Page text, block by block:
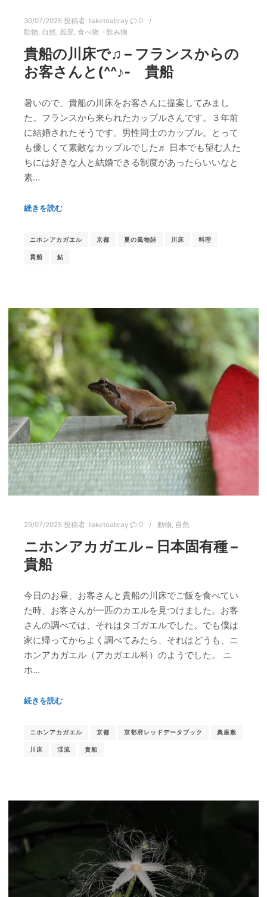
30/07/2025 投稿者: taketoabray
0
動物, 自然, 風景, 食べ物・飲み物
貴船の川床で♫ – フランスからの
お客さんと(^^♪‐ 貴船
暑いので、貴船の川床をお客さんに提案してみまし
た。フランスから来られたカップルさんです。３年前
に結婚されたそうです。男性同士のカップル。とって
も優しくて素敵なカップルでした♬ 日本でも望む人た
ちには好きな人と結婚できる制度があったらいいなと
素…
続きを読む
ニホンアカガエル 京都 夏の風物詩 川床 料理
貴船 鮎
29/07/2025 投稿者: taketoabray 0 動物, 自然
ニホンアカガエル – 日本固有種 –
貴船
今日のお昼、お客さんと貴船の川床でご飯を食べてい
た時、お客さんが一匹のカエルを見つけました。お客
さんの調べでは、それはタゴガエルでした。でも僕は
家に帰ってからよく調べてみたら、それはどうも、ニ
ホンアカガエル（アカガエル科）のようでした。 ニ
ホ…
続きを読む
ニホンアカガエル 京都 京都府レッドデータブック 奥座敷
川床 渓流 貴船